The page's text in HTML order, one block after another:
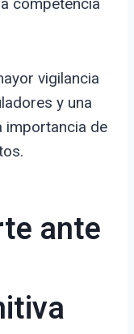
competencia
vigilancia
y una
importancia de
ante